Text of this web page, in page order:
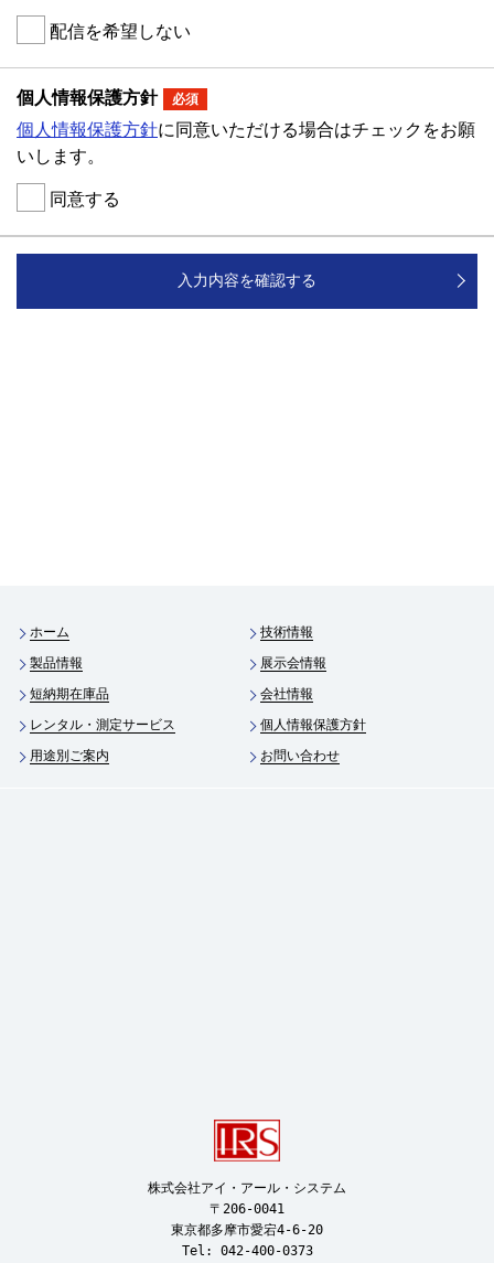
配信を希望しない
個人情報保護方針 必須
個人情報保護方針に同意いただける場合はチェックをお願
いします。
同意する
ホーム
技術情報
製品情報
展示会情報
短納期在庫品
会社情報
レンタル・測定サービス
個人情報保護方針
用途別ご案内
お問い合わせ
株式会社アイ・アール・システム
〒206-0041
東京都多摩市愛宕4-6-20
Tel: 042-400-0373